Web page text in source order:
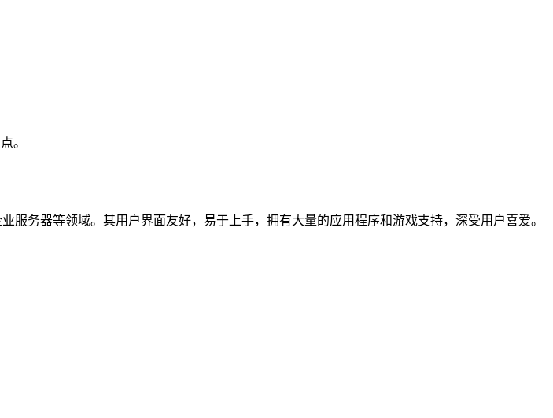
。
务器等领域。其用户界面友好，易于上手，拥有大量的应用程序和游戏支持，深受用户喜爱。